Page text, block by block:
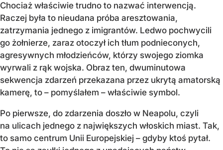
Chociaż właściwie trudno to nazwać interwencją.
Raczej była to nieudana próba aresztowania,
zatrzymania jednego z imigrantów. Ledwo pochwycili
go żołnierze, zaraz otoczył ich tłum podnieconych,
agresywnych młodzieńców, którzy swojego ziomka
wyrwali z rąk wojska. Obraz ten, dwuminutowa
sekwencja zdarzeń przekazana przez ukrytą amatorską
kamerę, to – pomyślałem – właściwie symbol.
Po pierwsze, do zdarzenia doszło w Neapolu, czyli
na ulicach jednego z największych włoskich miast. Tak,
to samo centrum Unii Europejskiej – gdyby ktoś pytał.